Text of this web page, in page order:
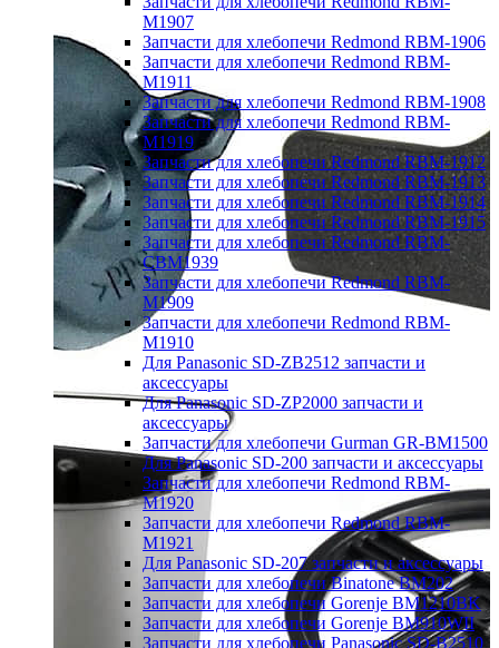
M1907
Запчасти для хлебопечи Redmond RBM-1906
Запчасти для хлебопечи Redmond RBM-
M1911
Запчасти для хлебопечи Redmond RBM-1908
Запчасти для хлебопечи Redmond RBM-
M1919
Запчасти для хлебопечи Redmond RBM-1912
Запчасти для хлебопечи Redmond RBM-1913
Запчасти для хлебопечи Redmond RBM-1914
Запчасти для хлебопечи Redmond RBM-1915
Запчасти для хлебопечи Redmond RBM-
CBM1939
Запчасти для хлебопечи Redmond RBM-
M1909
Запчасти для хлебопечи Redmond RBM-
M1910
Для Panasonic SD-ZB2512 запчасти и
аксессуары
Для Panasonic SD-ZP2000 запчасти и
аксессуары
Запчасти для хлебопечи Gurman GR-BM1500
Для Panasonic SD-200 запчасти и аксессуары
Запчасти для хлебопечи Redmond RBM-
M1920
Запчасти для хлебопечи Redmond RBM-
M1921
Для Panasonic SD-207 запчасти и аксессуары
Запчасти для хлебопечи Binatone BM202
Запчасти для хлебопечи Gorenje BM1210BK
Запчасти для хлебопечи Gorenje BM910WII
Запчасти для хлебопечи Panasonic SD-B2510